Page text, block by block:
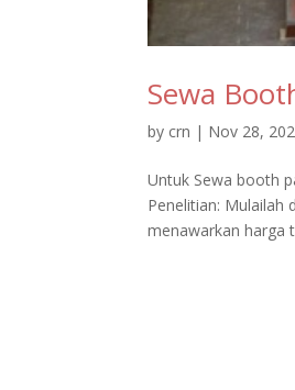
Sewa
by crn | Nov 28,
Untuk Sewa booth
Penelitian: Mulailah
menawarkan harga